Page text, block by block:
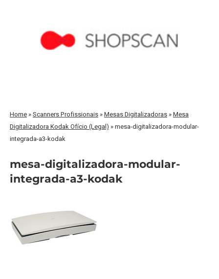
Home »Scanners Profissionais »Mesas Digitalizadoras »Mesa
Digitalizadora Kodak Ofício (Legal) »mesa-digitalizadora-modular-
integrada-a3-kodak
mesa-digitalizadora-modular-
integrada-a3-kodak